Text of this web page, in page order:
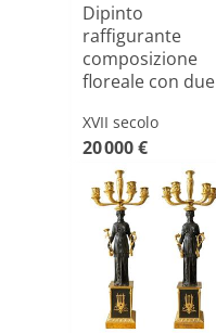
Dipinto
raffigurante
composizione
floreale con due
XVII secolo
20 000 €